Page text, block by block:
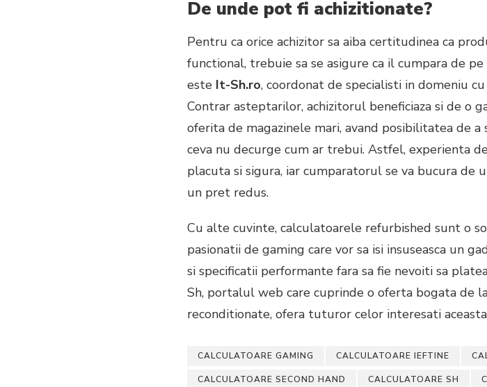
De unde pot fi achizitionate?
Pentru ca orice achizitor sa aiba certitudinea ca
functional, trebuie sa se asigure ca il cumpara de
este It-Sh.ro, coordonat de specialisti in domeniu
Contrar asteptarilor, achizitorul beneficiaza si de o
oferita de magazinele mari, avand posibilitatea de
ceva nu decurge cum ar trebui. Astfel, experienta
placuta si sigura, iar cumparatorul se va bucura de
un pret redus.
Cu alte cuvinte, calculatoarele refurbished sunt o
pasionatii de gaming care vor sa isi insuseasca un
si specificatii performante fara sa fie nevoiti sa
Sh, portalul web care cuprinde o oferta bogata de
reconditionate, ofera tuturor celor interesati
CALCULATOARE GAMING CALCULATOARE IEFTINE
CALCULATOARE SECOND HAND CALCULATOARE SH